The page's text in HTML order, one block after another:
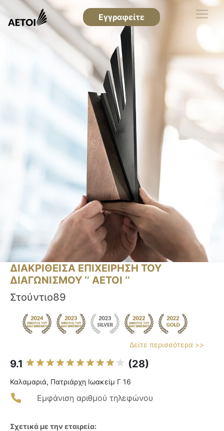
Εγγραφείτε
ΔΙΑΚΡΙΘΕΙΣΑ ΕΠΙΧΕΙΡΗΣΗ ΤΟΥ
ΔΙΑΓΩΝΙΣΜΟΥ ‘’ ΑΕΤΟΙ ‘’
Στούντιο89
Δείτε περισσότερα >>
9.1 (28)
Καλαμαριά, Πατριάρχη Ιωακείμ Γ 16
Εμφάνιση αριθμού τηλεφώνου
Σχετικά με την εταιρεία: